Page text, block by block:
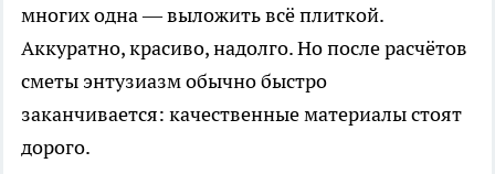
многих одна — выложить всё плиткой.
Аккуратно, красиво, надолго. Но после расчётов
сметы энтузиазм обычно быстро
заканчивается: качественные материалы стоят
дорого.